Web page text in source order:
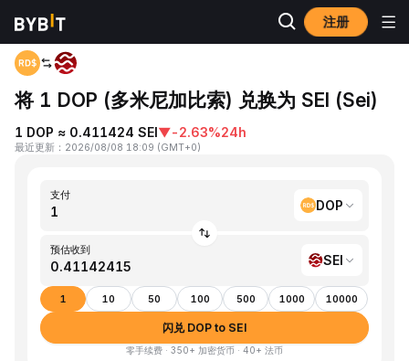
注册
首页 DOP to SEI
将 1 DOP (多米尼加比索) 兑换为 SEI (Sei)
1 DOP ≈ 0.411424 SEI▼-2.63%24h
最近更新 ： 2026/08/08 18:09 (GMT+0)
支付
DOP
预估收到
SEI
1 10 50 100 500 1000 10000
闪兑 DOP to SEI
零手续费 · 350+ 加密货币 · 40+ 法币